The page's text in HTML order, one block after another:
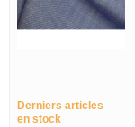
Derniers articles
en stock